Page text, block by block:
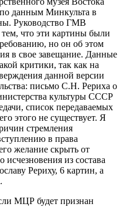
данным Минкульта в
Руководство ГМВ
что эти картины были
но он об этом
в свое завещание. Данные
критики, так как на
данной версии
письмо С.Н. Рериха о
культуры СССР
список передаваемых
этого не существует. Я
стремления
в права
желание скрыть от
исчезновения из состава
Рериху, 6 картин, а
МЦР будет признан